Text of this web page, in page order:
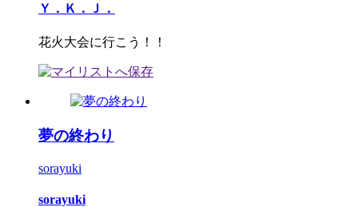
Ｙ．Ｋ．Ｊ．
花火大会に行こう！！
夢の終わり
sorayuki
sorayuki